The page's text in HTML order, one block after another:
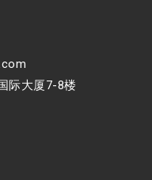
际大厦7-8楼